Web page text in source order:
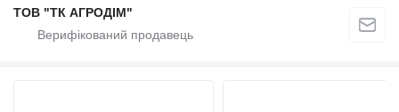
ТОВ "ТК АГРОДІМ"